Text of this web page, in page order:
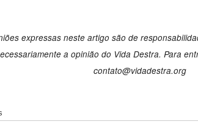
expressas neste artigo são de
a opinião do Vida Destra. Para
contato@vidadestra.org